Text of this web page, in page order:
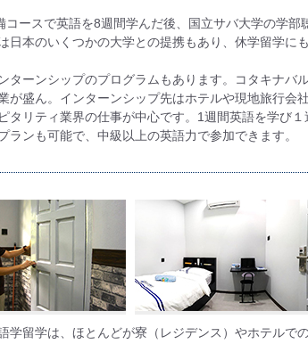
コースで英語を8週間学んだ後、国立サバ大学の学部
日本のいくつかの大学との提携もあり、休学留学に
ターンシップのプログラムもあります。コタキナバ
が盛ん。インターンシップ先はホテルや現地旅行会
タリティ業界の仕事が中心です。1週間英語を学び
ランも可能で、中級以上の英語力で参加できます。
学留学は、ほとんどが寮（レジデンス）やホテルでの